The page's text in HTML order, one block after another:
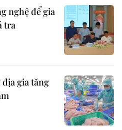
nghệ để gia
tra
địa gia tăng